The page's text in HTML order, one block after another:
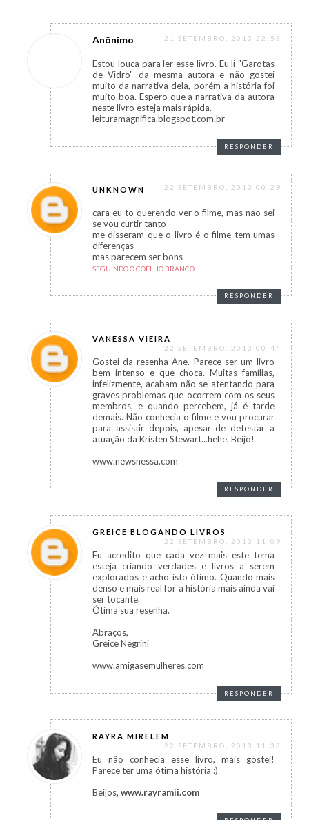
Anônimo 21 SETEMBRO, 2013 22:53
Estou louca para ler esse livro. Eu li "Garotas
de Vidro" da mesma autora e não gostei
muito da narrativa dela, porém a história foi
muito boa. Espero que a narrativa da autora
neste livro esteja mais rápida.
leituramagnifica.blogspot.com.br
RESPONDER
UNKNOWN 22 SETEMBRO, 2013 00:29
cara eu to querendo ver o filme, mas nao sei
se vou curtir tanto
me disseram que o livro é o filme tem umas
diferenças
mas parecem ser bons
SEGUINDO O COELHO BRANCO
RESPONDER
VANESSA VIEIRA
22 SETEMBRO, 2013 00:44
Gostei da resenha Ane. Parece ser um livro
bem intenso e que choca. Muitas famílias,
infelizmente, acabam não se atentando para
graves problemas que ocorrem com os seus
membros, e quando percebem, já é tarde
demais. Não conhecia o filme e vou procurar
para assistir depois, apesar de detestar a
atuação da Kristen Stewart...hehe. Beijo!
www.newsnessa.com
RESPONDER
GREICE BLOGANDO LIVROS
22 SETEMBRO, 2013 11:09
Eu acredito que cada vez mais este tema
esteja criando verdades e livros a serem
explorados e acho isto ótimo. Quando mais
denso e mais real for a história mais ainda vai
ser tocante.
Ótima sua resenha.
Abraços,
Greice Negrini
www.amigasemulheres.com
RESPONDER
RAYRA MIRELEM
22 SETEMBRO, 2013 11:33
Eu não conhecia esse livro, mais gostei!
Parece ter uma ótima história :)
Beijos, www.rayramii.com